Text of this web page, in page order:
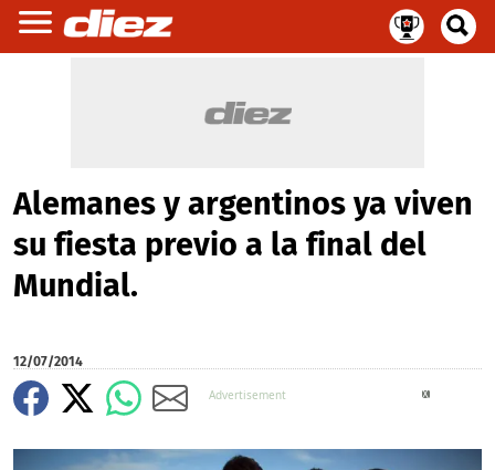
Alemanes y argentinos ya viven
su fiesta previo a la final del
Mundial.
12/07/2014
X